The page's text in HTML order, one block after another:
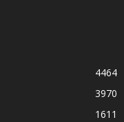
4464
3970
1611